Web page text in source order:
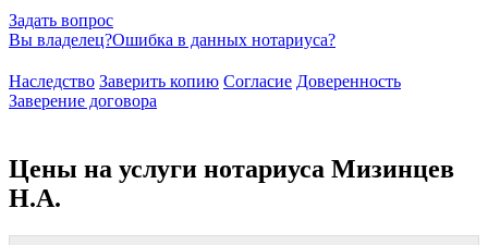
Задать вопрос
Вы владелец?Ошибка в данных нотариуса?
Наследство Заверить копию Согласие Доверенность
Заверение договора
Цены на услуги нотариуса Мизинцев
Н.А.